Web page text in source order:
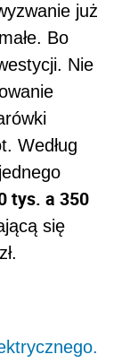
już
Bo
Nie
Według
tys. a 350
się